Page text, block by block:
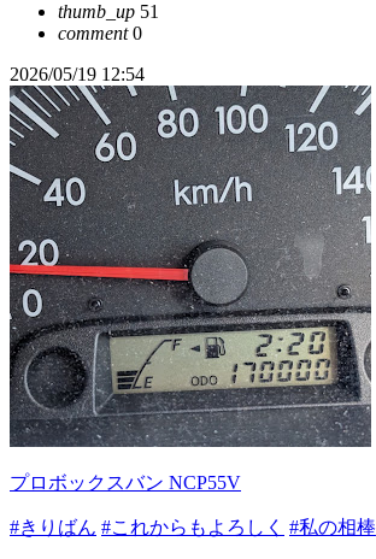
thumb_up 51
comment0
2026/05/19 12:54
プロボックスバン NCP55V
#きりばん #これからもよろしく #私の相棒